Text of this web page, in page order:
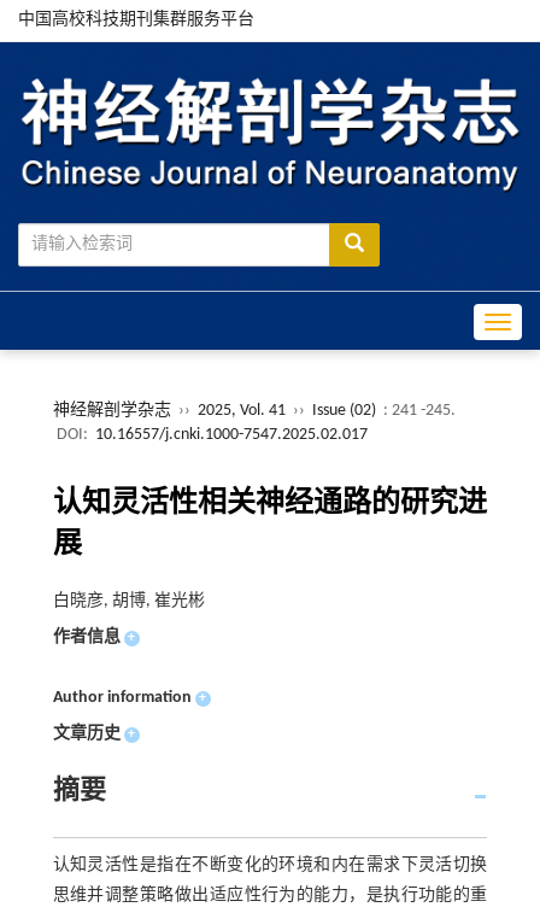
中国高校科技期刊集群服务平台
神经解剖学杂志 ›› 2025, Vol. 41 ›› Issue (02) : 241 -245.
DOI: 10.16557/j.cnki.1000-7547.2025.02.017
认知灵活性相关神经通路的研究进
展
白晓彦, 胡博, 崔光彬
作者信息 +
Author information +
文章历史 +
摘要
认知灵活性是指在不断变化的环境和内在需求下灵活切换
思维并调整策略做出适应性行为的能力，是执行功能的重